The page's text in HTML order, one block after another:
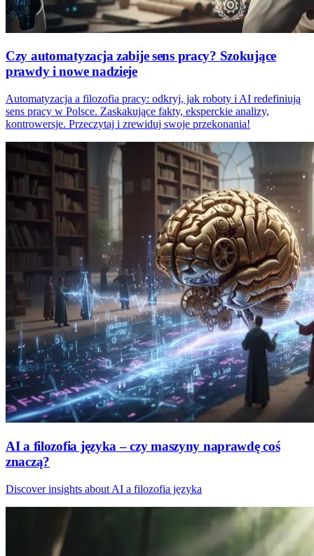
Czy automatyzacja zabije sens pracy? Szokujące
prawdy i nowe nadzieje
Automatyzacja a filozofia pracy: odkryj, jak roboty i AI redefiniują
sens pracy w Polsce. Zaskakujące fakty, eksperckie analizy,
kontrowersje. Przeczytaj i zrewiduj swoje przekonania!
AI a filozofia języka – czy maszyny naprawdę coś
znaczą?
Discover insights about AI a filozofia języka